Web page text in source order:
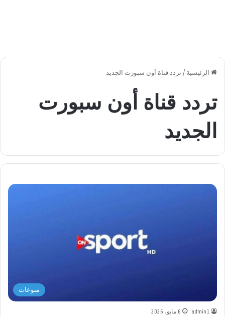
الرئيسية / تردد قناة أون سبورت الجديد
تردد قناة أون سبورت
الجديد
منوعات
admin1 6 مايو، 2026